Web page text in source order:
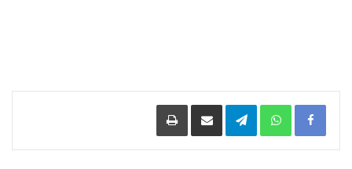
Facebook
WhatsApp
Telegramمشاركة عبر البريد طباعة